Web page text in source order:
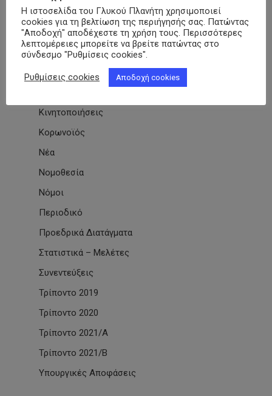
Εκδηλώσεις Συλλόγων
Εκπαίδευση
Εκπαιδευτικά Μαθήματα
Επιστημονικά Άρθρα
Κινητοποιήσεις
Κορωνοϊός
Νέα
Νομοθεσία
Νόμοι
Περιοδικό
Προεδρικά Διατάγματα
Στατιστικά – Μελέτες
Συνεντεύξεις
Τρίποντο 2019
Τρίποντο 2020
Τρίποντο 2021/Α
Τρίποντο 2021/Β
Υπουργικές Αποφάσεις
Η ιστοσελίδα του Γλυκού Πλανήτη χρησιμοποιεί
cookies για τη βελτίωση της περιήγησής σας. Πατώντας
"Αποδοχή" αποδέχεστε τη χρήση τους. Περισσότερες
λεπτομέρειες μπορείτε να βρείτε πατώντας στο
σύνδεσμο "Ρυθμίσεις cookies".
Ρυθμίσεις cookies Αποδοχή cookies